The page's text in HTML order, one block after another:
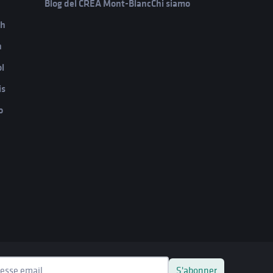
Blog del CREA Mont-BlancChi siamo